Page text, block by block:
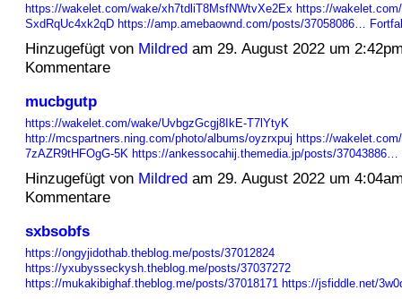
https://wakelet.com/wake/xh7tdliT8MsfNWtvXe2Ex https://
SxdRqUc4xk2qD https://amp.amebaownd.com/posts/37058086…
Hinzugefügt von Mildred am 29. August 2022 um
Kommentare
mucbgutp
https://wakelet.com/wake/UvbgzGcgj8IkE-T7lYtyK
http://mcspartners.ning.com/photo/albums/oyzrxpuj https://
7zAZR9tHFOgG-5K https://ankessocahij.themedia.jp/posts/37043886…
Hinzugefügt von Mildred am 29. August 2022 um
Kommentare
sxbsobfs
https://ongyjidothab.theblog.me/posts/37012824
https://yxubysseckysh.theblog.me/posts/37037272
https://mukakibighaf.theblog.me/posts/37018171 https://jsfiddle.net/